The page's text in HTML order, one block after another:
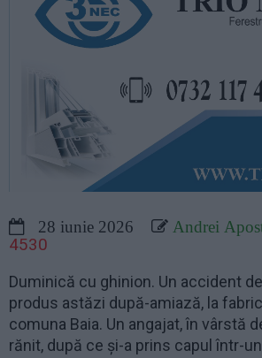
28 iunie 2026 Andrei
4530
Duminică cu ghinion. Un accident
produs astăzi după-amiază, la
comuna Baia. Un angajat, în vârstă
rănit, după ce și-a prins capul într-